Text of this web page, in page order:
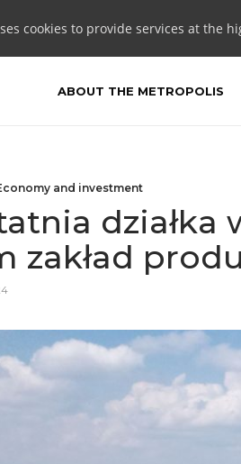
cookies to provide services at the
ABOUT THE METROPOLIS
and investment
działka
zakład